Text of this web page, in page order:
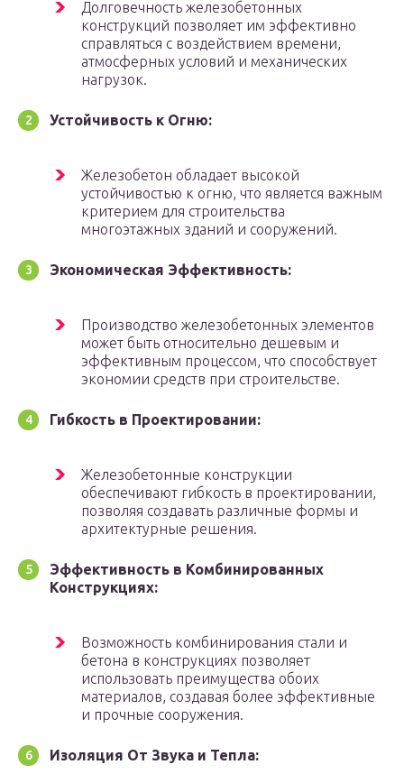
Долговечность железобетонных
конструкций позволяет им эффективно
справляться с воздействием времени,
атмосферных условий и механических
нагрузок.
Устойчивость к Огню:
Железобетон обладает высокой
устойчивостью к огню, что является важным
критерием для строительствa
многоэтажных зданий и сооружений.
Экономическая Эффективность:
Производство железобетонных элементов
может быть относительно дешевым и
эффективным процессом, что способствует
экономии средств при строительстве.
Гибкость в Проектировании:
Железобетонные конструкции
обеспечивают гибкость в проектировании,
позволяя создавать различные формы и
архитектурные решения.
Эффективность в Комбинированных
Конструкциях:
Возможность комбинирования стали и
бетона в конструкциях позволяет
использовать преимущества обоих
материалов, создавая более эффективные
и прочные сооружения.
Изоляция От Звука и Тепла: